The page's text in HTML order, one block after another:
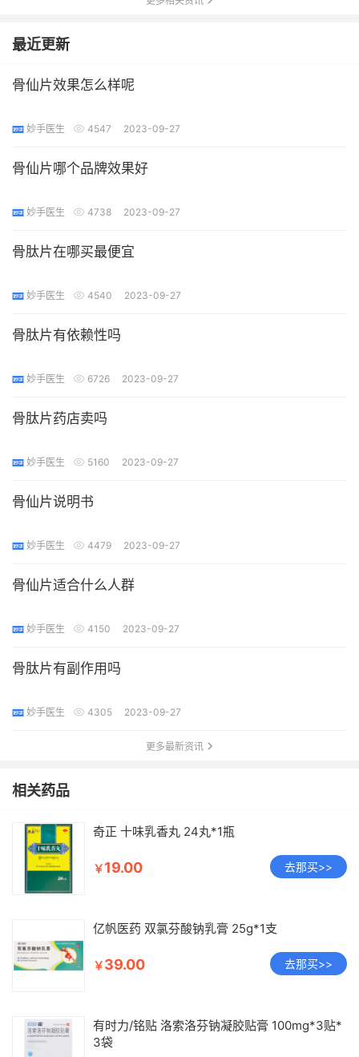
最近更新
骨仙片效果怎么样呢
妙手医生 4547 2023-09-27
骨仙片哪个品牌效果好
妙手医生 4738 2023-09-27
骨肽片在哪买最便宜
妙手医生 4540 2023-09-27
骨肽片有依赖性吗
妙手医生 6726 2023-09-27
骨肽片药店卖吗
妙手医生 5160 2023-09-27
骨仙片说明书
妙手医生 4479 2023-09-27
骨仙片适合什么人群
妙手医生 4150 2023-09-27
骨肽片有副作用吗
妙手医生 4305 2023-09-27
更多最新资讯
相关药品
奇正 十味乳香丸 24丸*1瓶
￥19.00 去那买>>
亿帆医药 双氯芬酸钠乳膏 25g*1支
￥39.00 去那买>>
有时力/铭贴 洛索洛芬钠凝胶贴膏 100mg*3贴*
3袋